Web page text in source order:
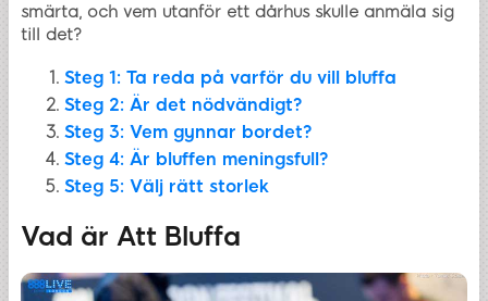
smärta, och vem utanför ett dårhus skulle anmäla sig
till det?
Steg 1: Ta reda på varför du vill bluffa
Steg 2: Är det nödvändigt?
Steg 3: Vem gynnar bordet?
Steg 4: Är bluffen meningsfull?
Steg 5: Välj rätt storlek
Vad är Att Bluffa